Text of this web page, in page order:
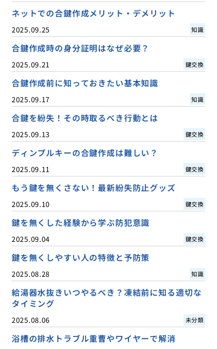
ネットでの合鍵作成メリット・デメリット
2025.09.25 知識
合鍵作成時の身分証明はなぜ必要？
2025.09.21 鍵交換
合鍵作成前に知っておきたい基本知識
2025.09.17 知識
合鍵を紛失！その時取るべき行動とは
2025.09.13 鍵交換
ディンプルキーの合鍵作成は難しい？
2025.09.11 鍵交換
もう鍵を無くさない！最新紛失防止グッズ
2025.09.10 鍵交換
鍵を無くした経験から学ぶ防犯意識
2025.09.04 鍵交換
鍵を無くしやすい人の特徴と予防策
2025.08.28 知識
給湯器水抜きいつやるべき？凍結前に知る適切な
タイミング
2025.08.06 未分類
浴槽の排水トラブル重曹やワイヤーで解消